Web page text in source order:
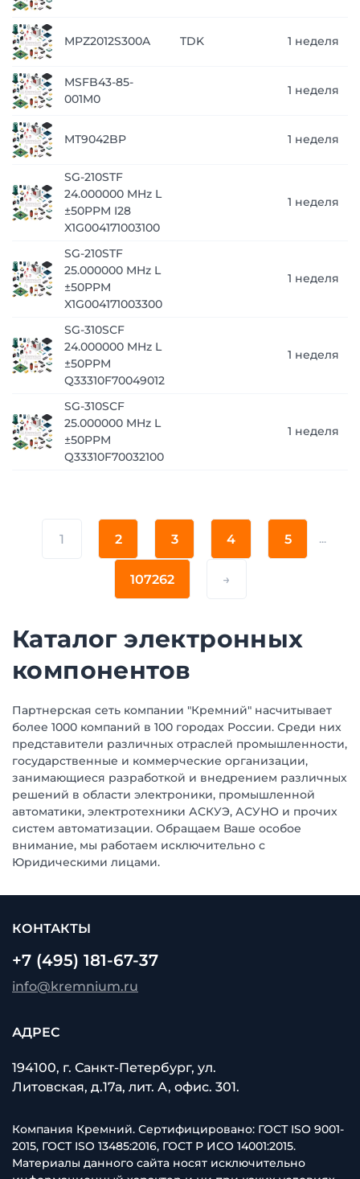
MPZ2012S300A TDK 1 неделя
MSFB43-85-
001M0
1 неделя
MT9042BP 1 неделя
SG-210STF
24.000000 MHz L
±50PPM I28
X1G004171003100
1 неделя
SG-210STF
25.000000 MHz L
±50PPM
X1G004171003300
1 неделя
SG-310SCF
24.000000 MHz L
±50PPM
Q33310F70049012
1 неделя
SG-310SCF
25.000000 MHz L
±50PPM
Q33310F70032100
1 неделя
1 2 3 4 5 ...
107262 →
Каталог электронных
компонентов
Партнерская сеть компании "Кремний" насчитывает
более 1000 компаний в 100 городах России. Среди них
представители различных отраслей промышленности,
государственные и коммерческие организации,
занимающиеся разработкой и внедрением различных
решений в области электроники, промышленной
автоматики, электротехники АСКУЭ, АСУНО и прочих
систем автоматизации. Обращаем Ваше особое
внимание, мы работаем исключительно с
Юридическими лицами.
КОНТАКТЫ
+7 (495) 181-67-37
info@kremnium.ru
АДРЕС
194100, г. Санкт-Петербург, ул.
Литовская, д.17а, лит. А, офис. 301.
Компания Кремний. Сертифицировано: ГОСТ ISO 9001-
2015, ГОСТ ISO 13485:2016, ГОСТ Р ИСО 14001:2015.
Материалы данного сайта носят исключительно